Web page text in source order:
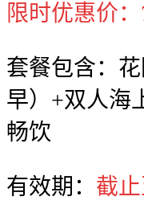
限时优惠价
套餐包含：
早）+双人海
畅饮
有效期： 截